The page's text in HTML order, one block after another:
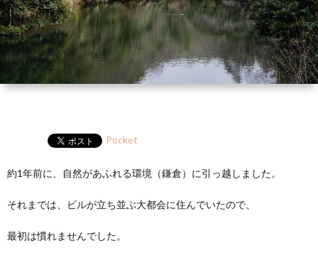
ー・
講
Pocket
約1年前に、自然があふれる環境（鎌倉）に引っ越しました。
それまでは、ビルが立ち並ぶ大都会に住んでいたので、
最初は慣れませんでした。